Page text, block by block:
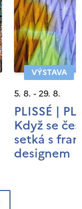
VÝSTAVA
5. 8. - 29. 8.
PLISSÉ |
Když se
setká s
designem